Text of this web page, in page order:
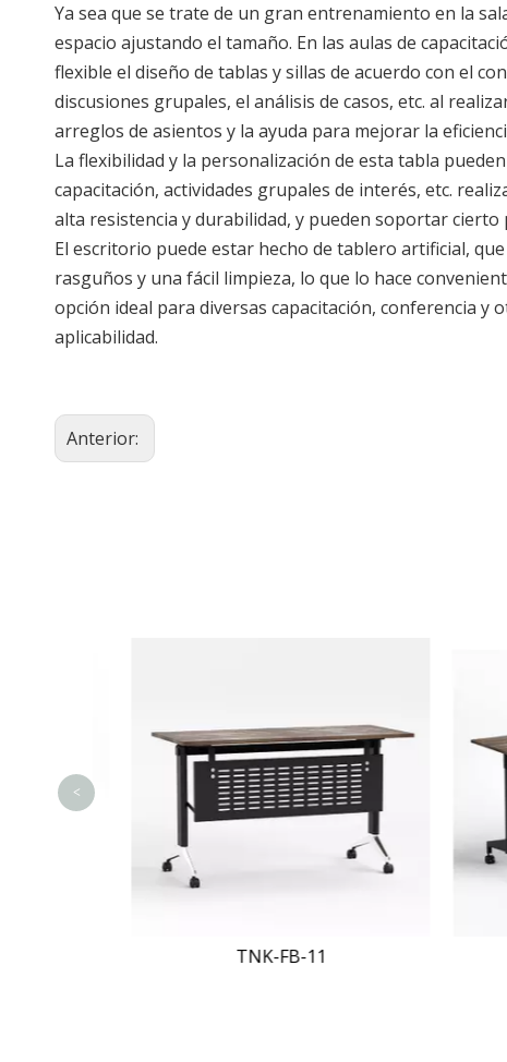
Ya sea que se trate de un gran entrenamiento en la
espacio ajustando el tamaño. En las aulas de
flexible el diseño de tablas y sillas de acuerdo con el
discusiones grupales, el análisis de casos, etc. al
arreglos de asientos y la ayuda para mejorar la
La flexibilidad y la personalización de esta tabla
capacitación, actividades grupales de interés, etc.
alta resistencia y durabilidad, y pueden soportar cierto
El escritorio puede estar hecho de tablero artificial,
rasguños y una fácil limpieza, lo que lo hace
opción ideal para diversas capacitación, conferencia
aplicabilidad.
Anterior:
TNK-FB-11
<